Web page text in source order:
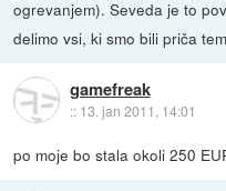
ogrevanjem). Seveda je to
delimo vsi, ki smo bili priča
gamefreak
:: 13. jan 2011, 14:01
po moje bo stala okoli 250